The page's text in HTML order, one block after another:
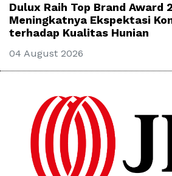
Dulux Raih Top Brand Award
Meningkatnya Ekspektasi
terhadap Kualitas Hunian
04 August 2026